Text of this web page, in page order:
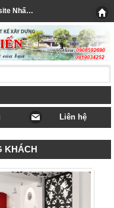
Chào mừng đến Website Nhất Tiến
Liên hệ
KHÁCH